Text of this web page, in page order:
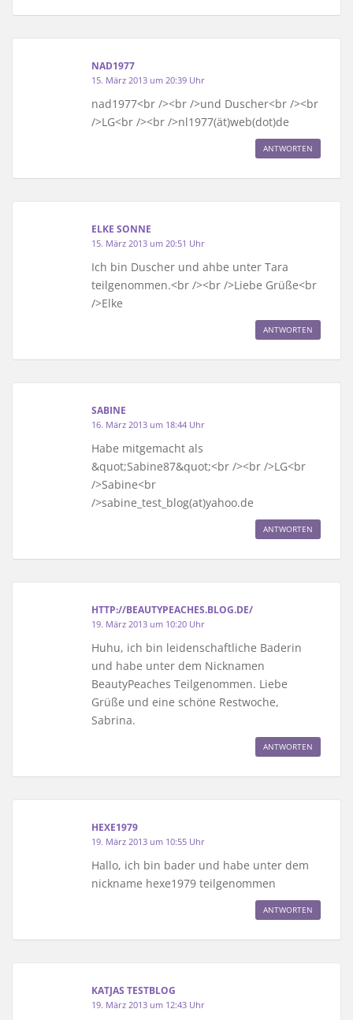
NAD1977
15. März 2013 um 20:39 Uhr
nad1977<br /><br />und Duscher<br /><br
/>LG<br /><br />nl1977(ät)web(dot)de
ANTWORTEN
ELKE SONNE
15. März 2013 um 20:51 Uhr
Ich bin Duscher und ahbe unter Tara
teilgenommen.<br /><br />Liebe Grüße<br
/>Elke
ANTWORTEN
SABINE
16. März 2013 um 18:44 Uhr
Habe mitgemacht als
&quot;Sabine87&quot;<br /><br />LG<br
/>Sabine<br
/>sabine_test_blog(at)yahoo.de
ANTWORTEN
HTTP://BEAUTYPEACHES.BLOG.DE/
19. März 2013 um 10:20 Uhr
Huhu, ich bin leidenschaftliche Baderin
und habe unter dem Nicknamen
BeautyPeaches Teilgenommen. Liebe
Grüße und eine schöne Restwoche,
Sabrina.
ANTWORTEN
HEXE1979
19. März 2013 um 10:55 Uhr
Hallo, ich bin bader und habe unter dem
nickname hexe1979 teilgenommen
ANTWORTEN
KATJAS TESTBLOG
19. März 2013 um 12:43 Uhr